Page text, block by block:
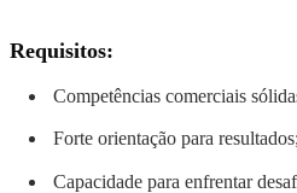
Requisitos:
Competências comerciais
Forte orientação para resultados;
Capacidade para enfrentar